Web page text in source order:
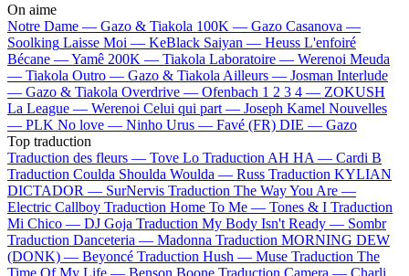
On aime
Notre Dame — Gazo & Tiakola 100K — Gazo Casanova —
Soolking Laisse Moi — KeBlack Saiyan — Heuss L'enfoiré
Bécane —Yamê 200K — Tiakola Laboratoire — Werenoi Meuda
— Tiakola Outro — Gazo & Tiakola Ailleurs — Josman Interlude
— Gazo & Tiakola Overdrive — Ofenbach 1 2 3 4 — ZOKUSH
La League — Werenoi Celui qui part — Joseph Kamel Nouvelles
— PLK No love — Ninho Urus — Favé (FR) DIE — Gazo
Top traduction
Traduction des fleurs — Tove Lo Traduction AH HA — Cardi B
Traduction Coulda Shoulda Woulda — Russ Traduction KYLIAN
DICTADOR — SurNervis Traduction The Way You Are —
Electric Callboy Traduction Home To Me — Tones & I Traduction
Mi Chico — DJ Goja Traduction My Body Isn't Ready — Sombr
Traduction Danceteria — Madonna Traduction MORNING DEW
(DONK) — Beyoncé Traduction Hush — Muse Traduction The
Time Of My Life — Benson Boone Traduction Camera — Charli